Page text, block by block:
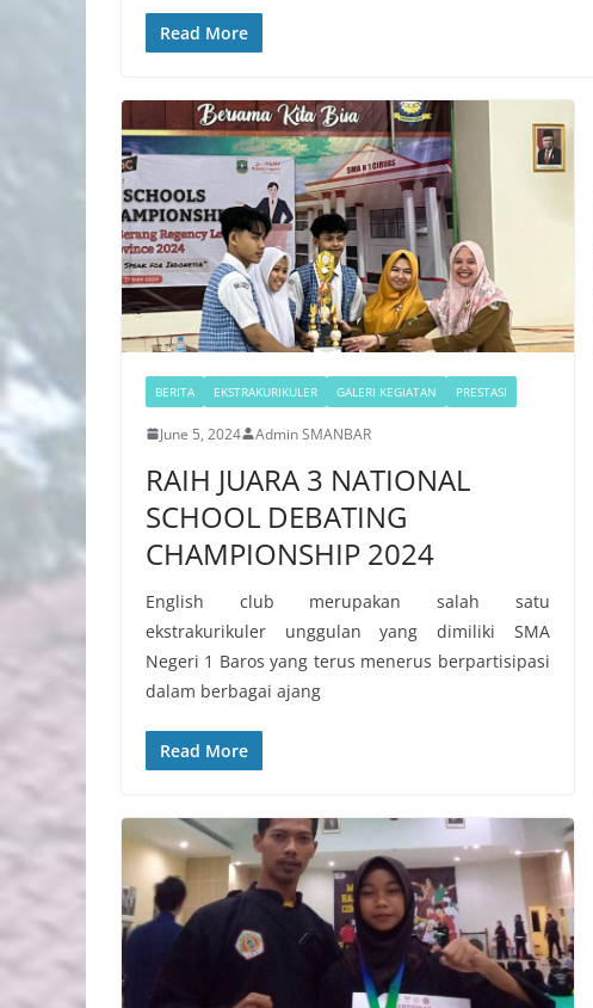
Read More
BERITA EKSTRAKURIKULER GALERI KEGIATAN PRESTASI
June 5, 2024 Admin SMANBAR
RAIH JUARA 3 NATIONAL
SCHOOL DEBATING
CHAMPIONSHIP 2024
English club merupakan salah satu
ekstrakurikuler unggulan yang dimiliki SMA
Negeri 1 Baros yang terus menerus berpartisipasi
dalam berbagai ajang
Read More